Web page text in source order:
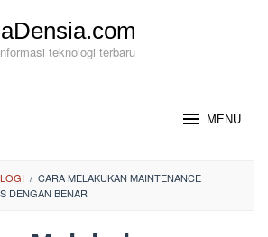
teknologi terbaru
MENU
/ CARA MELAKUKAN MAINTENANCE
DENGAN BENAR